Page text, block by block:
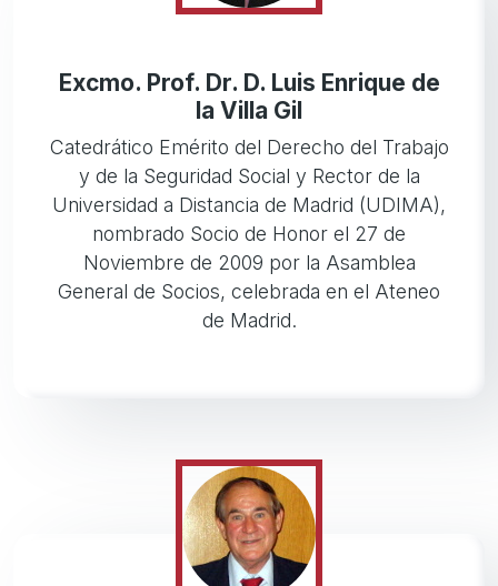
Excmo. Prof. Dr. D. Luis Enrique de
la Villa Gil
Catedrático Emérito del Derecho del Trabajo
y de la Seguridad Social y Rector de la
Universidad a Distancia de Madrid (UDIMA),
nombrado Socio de Honor el 27 de
Noviembre de 2009 por la Asamblea
General de Socios, celebrada en el Ateneo
de Madrid.